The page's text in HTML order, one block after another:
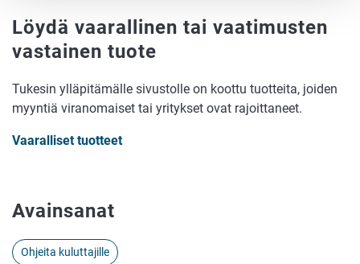
Löydä vaarallinen tai vaatimusten
vastainen tuote
Tukesin ylläpitämälle sivustolle on koottu tuotteita, joiden
myyntiä viranomaiset tai yritykset ovat rajoittaneet.
Vaaralliset tuotteet
Avainsanat
Ohjeita kuluttajille